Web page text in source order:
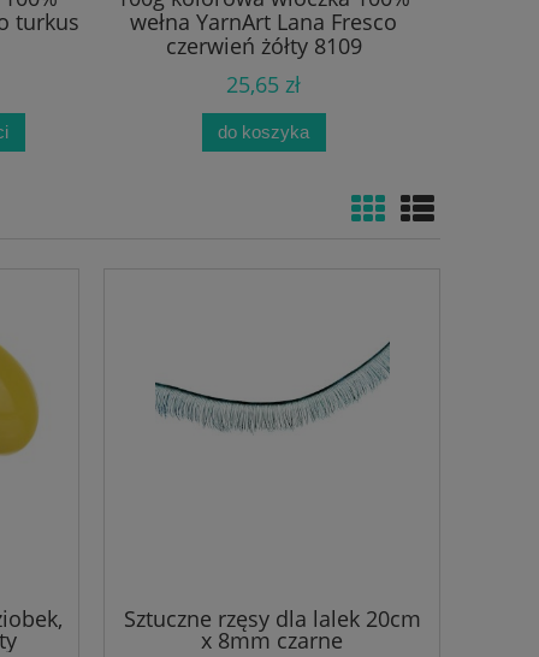
turkus
wełna YarnArt Lana Fresco
czerwień żółty 8109
25,65 zł
do koszyka
Sztuczne rzęsy dla lalek 20cm
x 8mm czarne